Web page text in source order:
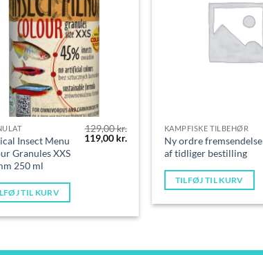
Insect Menu
Granules XXS
250 ml
129,00kr.
Den
oprindelige
119,00 kr.
TIL KURV
KAMPFISKE TILBEHØR
Ny ordre fremsendelse
af tidliger bestilling
TILFØJ TIL KURV